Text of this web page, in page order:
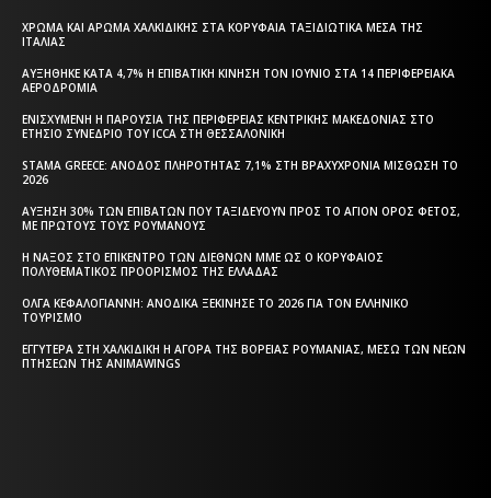
ΧΡΏΜΑ ΚΑΙ ΆΡΩΜΑ ΧΑΛΚΙΔΙΚΉΣ ΣΤΑ ΚΟΡΥΦΑΊΑ ΤΑΞΙΔΙΩΤΙΚΆ ΜΈΣΑ ΤΗΣ
ΙΤΑΛΊΑΣ
ΑΥΞΉΘΗΚΕ ΚΑΤΆ 4,7% Η ΕΠΙΒΑΤΙΚΉ ΚΊΝΗΣΗ ΤΟΝ ΙΟΎΝΙΟ ΣΤΑ 14 ΠΕΡΙΦΕΡΕΙΑΚΆ
ΑΕΡΟΔΡΌΜΙΑ
ΕΝΙΣΧΥΜΈΝΗ Η ΠΑΡΟΥΣΊΑ ΤΗΣ ΠΕΡΙΦΈΡΕΙΑΣ ΚΕΝΤΡΙΚΉΣ ΜΑΚΕΔΟΝΊΑΣ ΣΤΟ
ΕΤΉΣΙΟ ΣΥΝΈΔΡΙΟ ΤΟΥ ICCA ΣΤΗ ΘΕΣΣΑΛΟΝΊΚΗ
STAMA GREECE: ΆΝΟΔΟΣ ΠΛΗΡΌΤΗΤΑΣ 7,1% ΣΤΗ ΒΡΑΧΥΧΡΌΝΙΑ ΜΊΣΘΩΣΗ ΤΟ
2026
ΑΎΞΗΣΗ 30% ΤΩΝ ΕΠΙΒΑΤΏΝ ΠΟΥ ΤΑΞΙΔΕΎΟΥΝ ΠΡΟΣ ΤΟ ΆΓΙΟΝ ΌΡΟΣ ΦΈΤΟΣ,
ΜΕ ΠΡΏΤΟΥΣ ΤΟΥΣ ΡΟΥΜΆΝΟΥΣ
Η ΝΆΞΟΣ ΣΤΟ ΕΠΊΚΕΝΤΡΟ ΤΩΝ ΔΙΕΘΝΏΝ ΜΜΕ ΩΣ Ο ΚΟΡΥΦΑΊΟΣ
ΠΟΛΥΘΕΜΑΤΙΚΌΣ ΠΡΟΟΡΙΣΜΌΣ ΤΗΣ ΕΛΛΆΔΑΣ
ΌΛΓΑ ΚΕΦΑΛΟΓΙΆΝΝΗ: ΑΝΟΔΙΚΆ ΞΕΚΊΝΗΣΕ ΤΟ 2026 ΓΙΑ ΤΟΝ ΕΛΛΗΝΙΚΌ
ΤΟΥΡΙΣΜΌ
ΕΓΓΎΤΕΡΑ ΣΤΗ ΧΑΛΚΙΔΙΚΉ Η ΑΓΟΡΆ ΤΗΣ ΒΌΡΕΙΑΣ ΡΟΥΜΑΝΊΑΣ, ΜΈΣΩ ΤΩΝ ΝΈΩΝ
ΠΤΉΣΕΩΝ ΤΗΣ ANIMAWINGS